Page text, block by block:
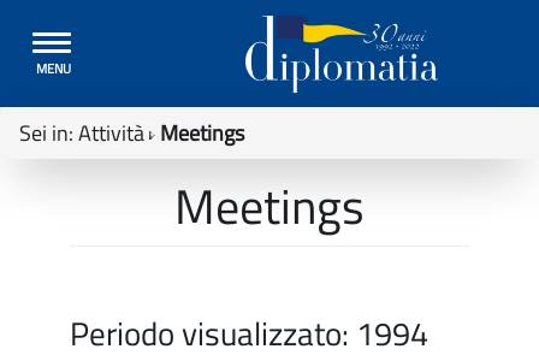
Toggle
navigation
MENU
Sei in:Attività Meetings
Meetings
Periodo visualizzato: 1994